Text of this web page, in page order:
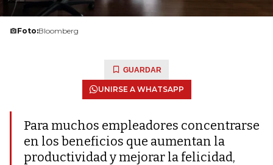
Foto:Bloomberg
GUARDAR
UNIRSE A WHATSAPP
Para muchos empleadores concentrarse
en los beneficios que aumentan la
productividad y mejorar la felicidad,